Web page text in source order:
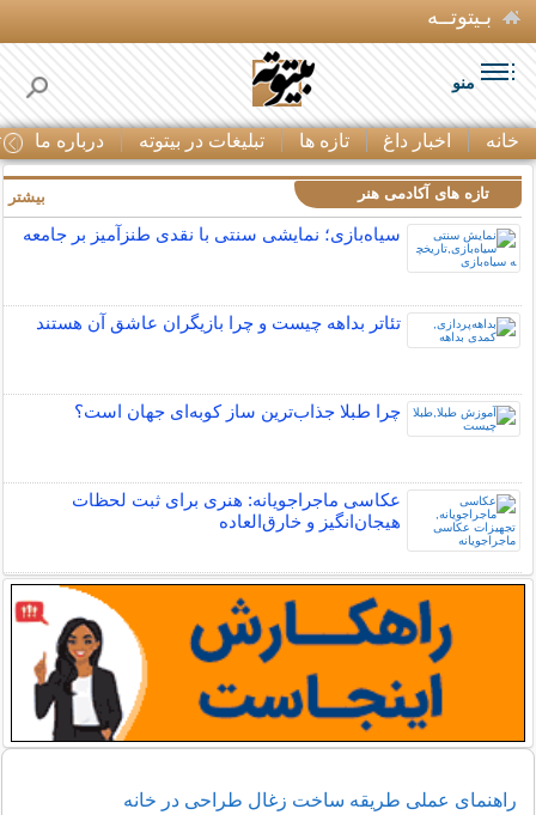
بـیتوتــه
منو
خانه اخبار داغ تازه ها تبلیغات در بیتوته درباره ما
تازه های آکادمی هنر
سیاه‌بازی؛ نمایشی سنتی با نقدی طنزآمیز بر جامعه
تئاتر بداهه چیست و چرا بازیگران عاشق آن هستند
چرا طبلا جذاب‌ترین ساز کوبه‌ای جهان است؟
عکاسی ماجراجویانه: هنری برای ثبت لحظات
هیجان‌انگیز و خارق‌العاده
بیشتر
راهنمای عملی طریقه ساخت زغال طراحی در خانه